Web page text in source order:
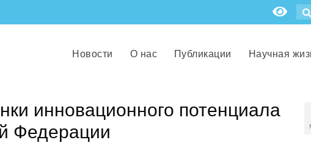
Новости О нас Публикации Научная
инновационного потенциала
Федерации